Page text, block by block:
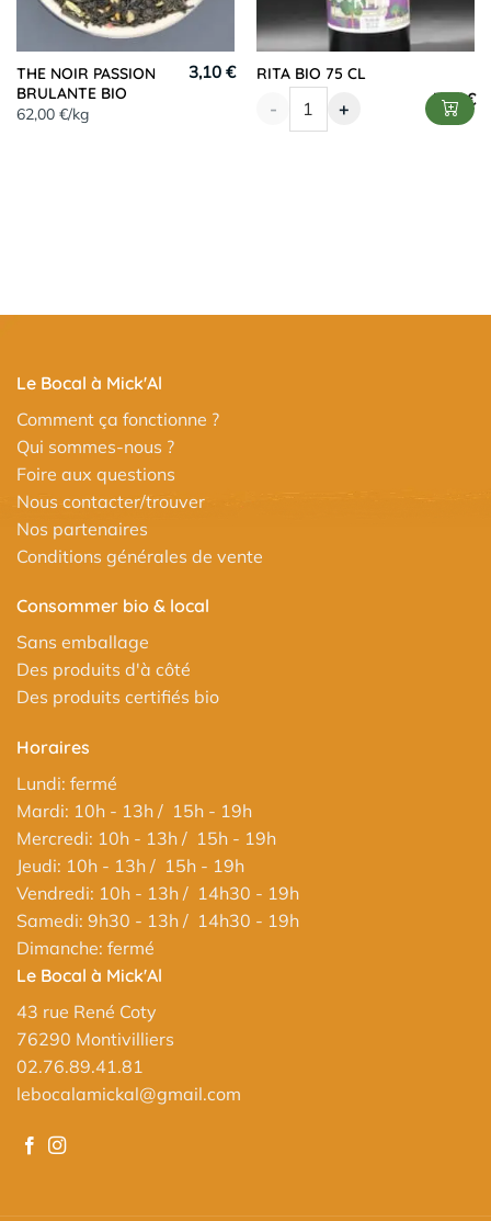
THE NOIR PASSION
BRULANTE BIO
62,00 €/kg
3,10 € RITA BIO 75 CL
7,90€
- +
Le Bocal à Mick'Al
Comment ça fonctionne ?
Qui sommes-nous ?
Foire aux questions
Nous contacter/trouver
Nos partenaires
Conditions générales de vente
Consommer bio & local
Sans emballage
Des produits d'à côté
Des produits certifiés bio
Horaires
Lundi: fermé
Mardi: 10h - 13h / 15h - 19h
Mercredi: 10h - 13h / 15h - 19h
Jeudi: 10h - 13h / 15h - 19h
Vendredi: 10h - 13h / 14h30 - 19h
Samedi: 9h30 - 13h / 14h30 - 19h
Dimanche: fermé
Le Bocal à Mick'Al
43 rue René Coty
76290 Montivilliers
02.76.89.41.81
lebocalamickal@gmail.com